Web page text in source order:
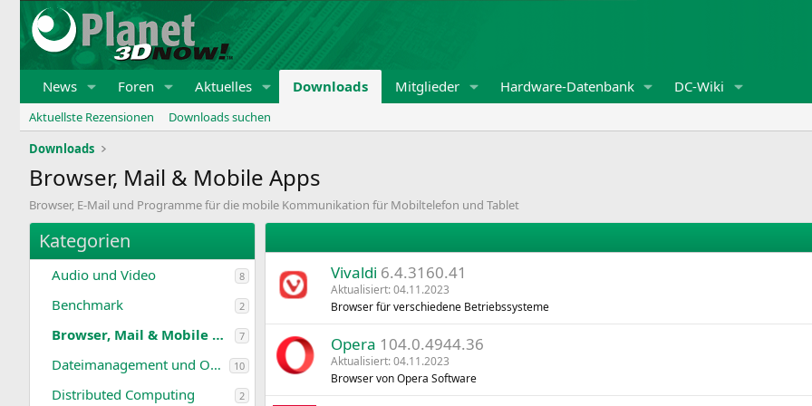
News Foren Aktuelles Downloads Mitglieder Hardware-Datenbank DC-Wiki
Aktuellste Rezensionen
Downloads suchen
Downloads
Browser, Mail & Mobile Apps
Browser, E-Mail und Programme für die mobile Kommunikation für Mobiltelefon und Tablet
Kategorien
Audio und Video 8
Benchmark 2
Browser, Mail & Mobile Apps 7
Dateimanagement und Office 10
Distributed Computing 2
Vivaldi 6.4.3160.41
Aktualisiert:04.11.2023
Browser für verschiedene Betriebssysteme
Opera 104.0.4944.36
Aktualisiert:04.11.2023
Browser von Opera Software